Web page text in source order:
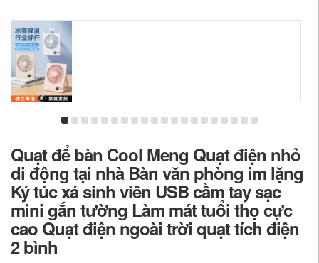
Quạt để bàn Cool Meng Quạt điện nhỏ
di động tại nhà Bàn văn phòng im lặng
Ký túc xá sinh viên USB cầm tay sạc
mini gắn tường Làm mát tuổi thọ cực
cao Quạt điện ngoài trời quạt tích điện
2 bình